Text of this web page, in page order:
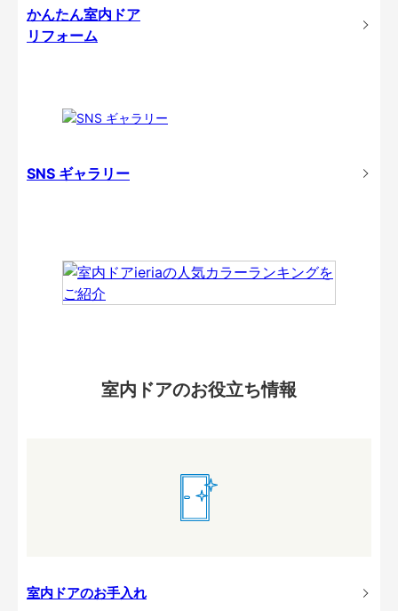
かんたん室内ドア
リフォーム
SNS ギャラリー
室内ドアのお役立ち情報
室内ドアのお手入れ